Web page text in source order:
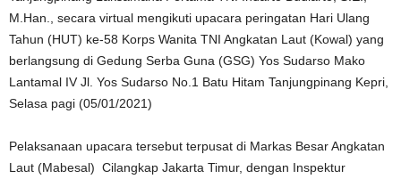
M.Han., secara virtual mengikuti upacara peringatan Hari Ulang
Tahun (HUT) ke-58 Korps Wanita TNI Angkatan Laut (Kowal) yang
berlangsung di Gedung Serba Guna (GSG) Yos Sudarso Mako
Lantamal IV Jl. Yos Sudarso No.1 Batu Hitam Tanjungpinang Kepri,
Selasa pagi (05/01/2021)
Pelaksanaan upacara tersebut terpusat di Markas Besar Angkatan
Laut (Mabesal) Cilangkap Jakarta Timur, dengan Inspektur